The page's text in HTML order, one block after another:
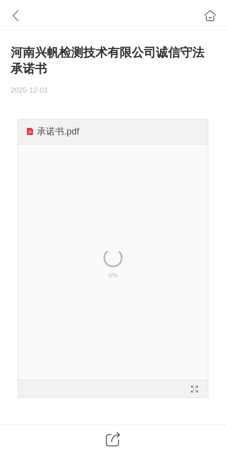
河南兴帆检测技术有限公司诚信守法
承诺书
2025-12-01
承诺书.pdf